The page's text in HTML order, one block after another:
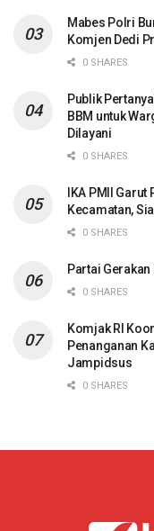
Mabes Polri
Komjen Dedi
0 SHARES
Publik
BBM untuk
Dilayani
0 SHARES
IKA PMII
Kecamatan,
0 SHARES
Partai
0 SHARES
Komjak RI
Penanganan
Jampidsus
0 SHARES